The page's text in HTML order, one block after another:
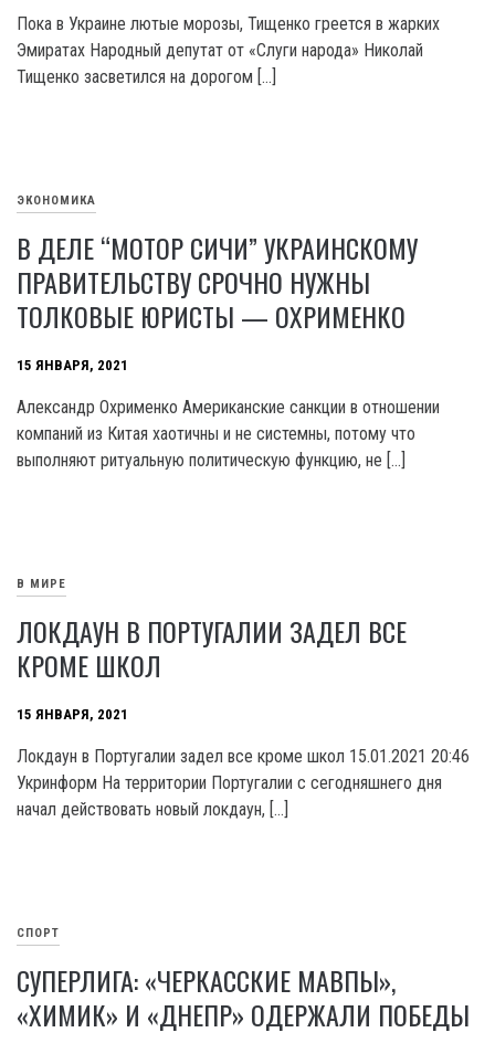
Пока в Украине лютые морозы, Тищенко греется в жарких
Эмиратах Народный депутат от «Слуги народа» Николай
Тищенко засветился на дорогом […]
ЭКОНОМИКА
В ДЕЛЕ “МОТОР СИЧИ” УКРАИНСКОМУ
ПРАВИТЕЛЬСТВУ СРОЧНО НУЖНЫ
ТОЛКОВЫЕ ЮРИСТЫ — ОХРИМЕНКО
15 ЯНВАРЯ, 2021
Александр Охрименко Американские санкции в отношении
компаний из Китая хаотичны и не системны, потому что
выполняют ритуальную политическую функцию, не […]
В МИРЕ
ЛОКДАУН В ПОРТУГАЛИИ ЗАДЕЛ ВСЕ
КРОМЕ ШКОЛ
15 ЯНВАРЯ, 2021
Локдаун в Португалии задел все кроме школ 15.01.2021 20:46
Укринформ На территории Португалии с сегодняшнего дня
начал действовать новый локдаун, […]
СПОРТ
СУПЕРЛИГА: «ЧЕРКАССКИЕ МАВПЫ»,
«ХИМИК» И «ДНЕПР» ОДЕРЖАЛИ ПОБЕДЫ